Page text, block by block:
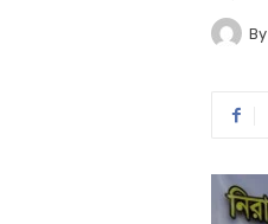
By